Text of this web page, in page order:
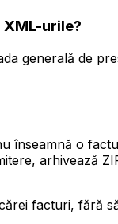
urile?
generală de
înseamnă o
arhivează
facturi, fără